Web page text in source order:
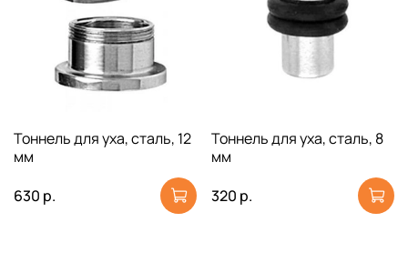
Тоннель для уха, сталь, 12
мм
630 р.
Тоннель для уха, сталь, 8
мм
320 р.